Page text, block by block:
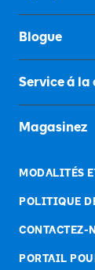
Blogue
Service á la
Magasinez
MODALITÉS
POLITIQUE
CONTACTEZ-
PORTAIL